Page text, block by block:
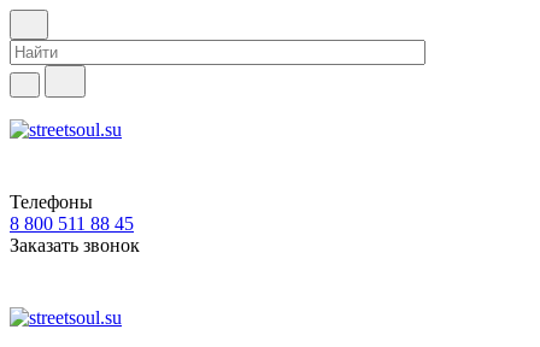
Телефоны
8 800 511 88 45
Заказать звонок